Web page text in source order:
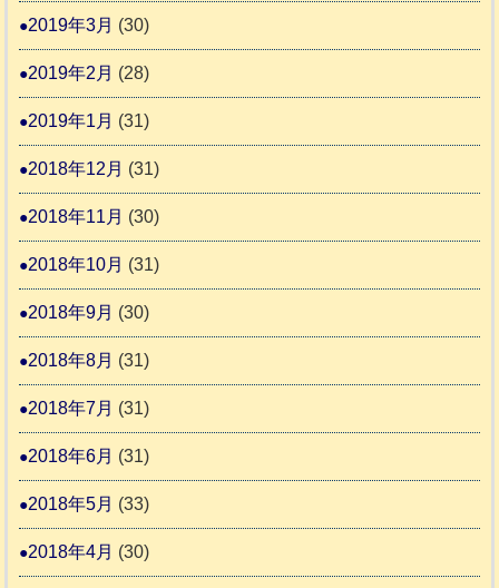
2019年3月 (30)
2019年2月 (28)
2019年1月 (31)
2018年12月 (31)
2018年11月 (30)
2018年10月 (31)
2018年9月 (30)
2018年8月 (31)
2018年7月 (31)
2018年6月 (31)
2018年5月 (33)
2018年4月 (30)